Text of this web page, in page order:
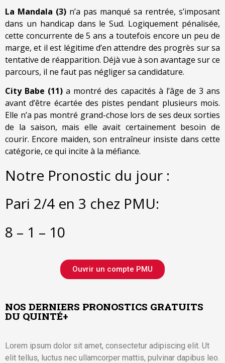
La Mandala (3) n’a pas manqué sa rentrée, s’imposant
dans un handicap dans le Sud. Logiquement pénalisée,
cette concurrente de 5 ans a toutefois encore un peu de
marge, et il est légitime d’en attendre des progrès sur sa
tentative de réapparition. Déjà vue à son avantage sur ce
parcours, il ne faut pas négliger sa candidature.
City Babe (11)a montré des capacités à l’âge de 3 ans
avant d’être écartée des pistes pendant plusieurs mois.
Elle n’a pas montré grand-chose lors de ses deux sorties
de la saison, mais elle avait certainement besoin de
courir. Encore maiden, son entraîneur insiste dans cette
catégorie, ce qui incite à la méfiance.
Notre Pronostic du jour :
Pari 2/4 en 3 chez PMU:
8 – 1 – 10
Ouvrir un compte PMU
NOS DERNIERS PRONOSTICS GRATUITS
DU QUINTÉ+
Lorem ipsum dolor sit amet, consectetur adipiscing elit. Ut
elit tellus, luctus nec ullamcorper mattis, pulvinar dapibus leo.